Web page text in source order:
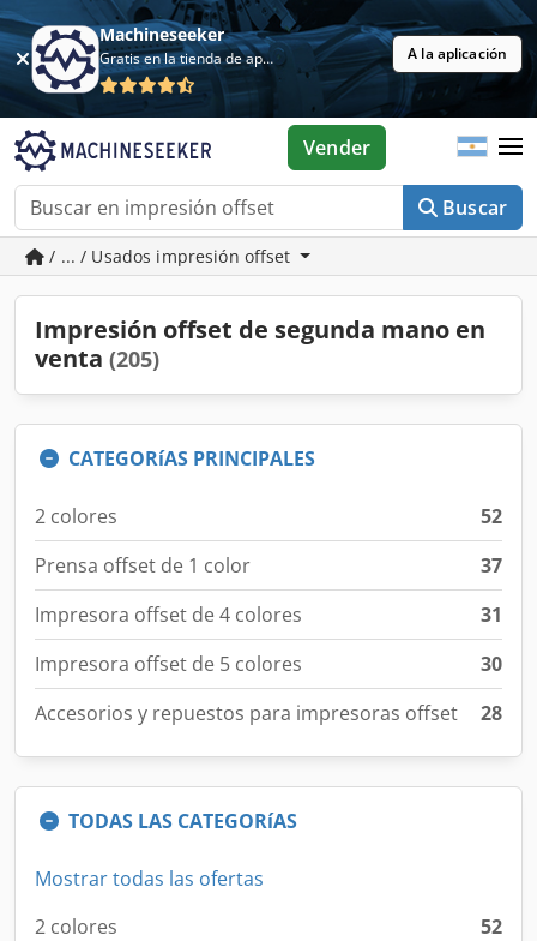
Machineseeker
Gratis en la tienda de aplicaciones A la aplicación
Buscar
Vender
/ ... / Usados impresión offset
Impresión offset de segunda mano en
venta (205)
CATEGORíAS PRINCIPALES
2 colores
52
Prensa offset de 1 color
37
Impresora offset de 4 colores
31
Impresora offset de 5 colores
30
Accesorios y repuestos para impresoras offset
28
TODAS LAS CATEGORíAS
Mostrar todas las ofertas
2 colores
52